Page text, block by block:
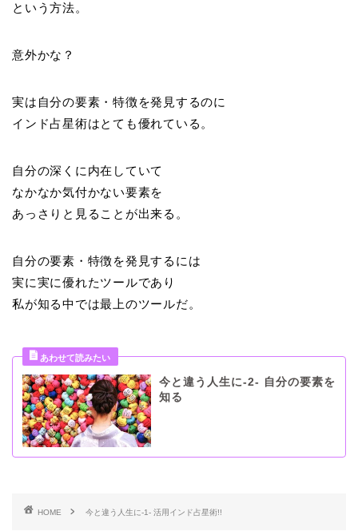
という方法。
意外かな？
実は自分の要素・特徴を発見するのに
インド占星術はとても優れている。
自分の深くに内在していて
なかなか気付かない要素を
あっさりと見ることが出来る。
自分の要素・特徴を発見するには
実に実に優れたツールであり
私が知る中では最上のツールだ。
今と違う人生に-2- 自分の要素を
知る
HOME 今と違う人生に-1- 活用インド占星術!!